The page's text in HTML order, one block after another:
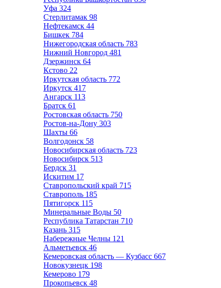
Уфа 324
Стерлитамак 98
Нефтекамск 44
Бишкек 784
Нижегородская область 783
Нижний Новгород 481
Дзержинск 64
Кстово 22
Иркутская область 772
Иркутск 417
Ангарск 113
Братск 61
Ростовская область 750
Ростов-на-Дону 303
Шахты 66
Волгодонск 58
Новосибирская область 723
Новосибирск 513
Бердск 31
Искитим 17
Ставропольский край 715
Ставрополь 185
Пятигорск 115
Минеральные Воды 50
Республика Татарстан 710
Казань 315
Набережные Челны 121
Альметьевск 46
Кемеровская область — Кузбасс 667
Новокузнецк 198
Кемерово 179
Прокопьевск 48